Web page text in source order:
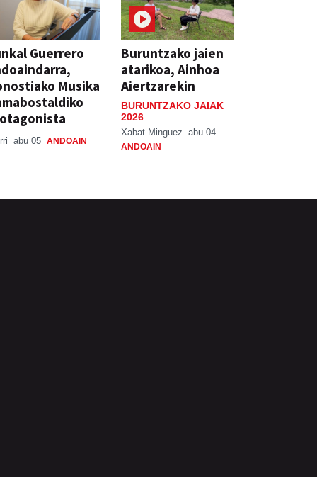
Guerrero
Musika
abu 05 ANDOAIN
Buruntzako jaien
atarikoa, Ainhoa
Aiertzarekin
BURUNTZAKO JAIAK
2026
Xabat Minguez abu 04
ANDOAIN